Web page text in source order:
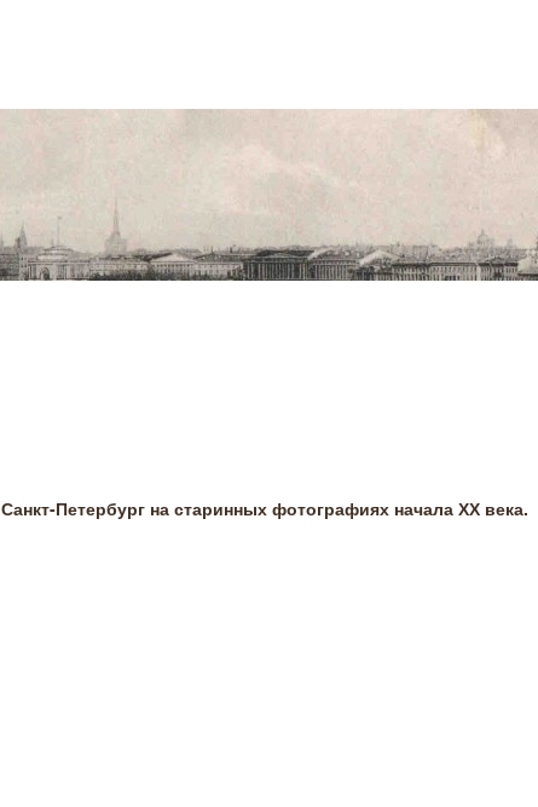
Санкт-Петербург на старинных фотографиях начала ХХ века.